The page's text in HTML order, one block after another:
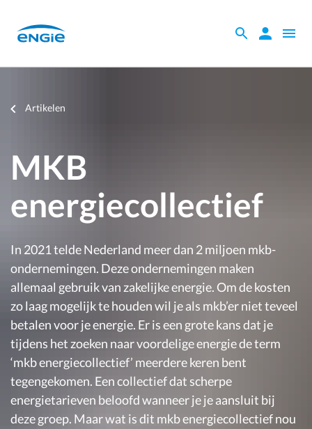
mainZoeken
de
Zoeken
Open
Je
Artikelen
MKB
energiecollectief
In 2021 telde Nederland meer dan 2 miljoen mkb-
ondernemingen. Deze ondernemingen maken
allemaal gebruik van zakelijke energie. Om de kosten
zo laag mogelijk te houden wil je als mkb’er niet teveel
betalen voor je energie. Er is een grote kans dat je
tijdens het zoeken naar voordelige energie de term
‘mkb energiecollectief’ meerdere keren bent
tegengekomen. Een collectief dat scherpe
energietarieven beloofd wanneer je je aansluit bij
deze groep. Maar wat is dit mkb energiecollectief nou